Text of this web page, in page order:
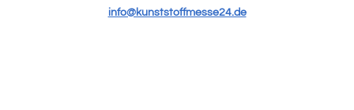
info@kunststoffmesse24.de